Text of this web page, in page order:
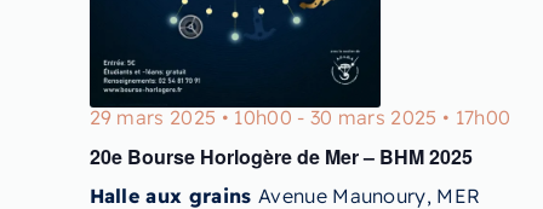
29 mars 2025 • 10h00 - 30 mars 2025 • 17h00
20e Bourse Horlogère de Mer – BHM 2025
Halle aux grains Avenue Maunoury, MER